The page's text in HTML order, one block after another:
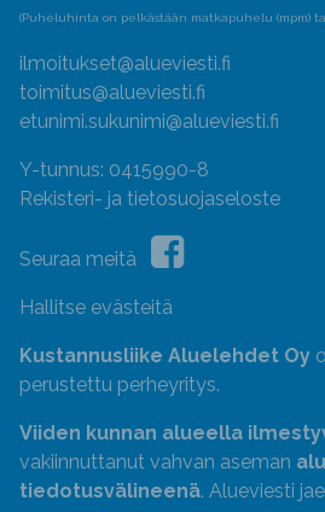
(Puheluhinta on pelkästään matkapuhelu (mpm)
ilmoitukset@alueviesti.fi
toimitus@alueviesti.fi
etunimi.sukunimi@alueviesti.fi
Y-tunnus: 0415990-8
Rekisteri- ja tietosuojaseloste
Seuraa meitä
Hallitse evästeitä
Kustannusliike Aluelehdet Oy
perustettu perheyritys.
Viiden kunnan alueella
vakiinnuttanut vahvan aseman
tiedotusvälineenä. Alueviesti